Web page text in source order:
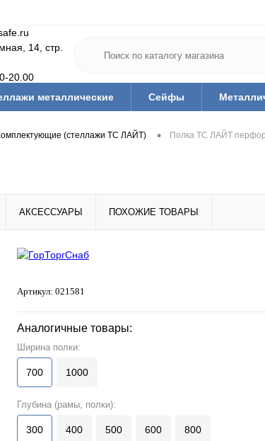
14, стр.
20.00
металлические Сейфы
дезинфекции и защиты Тара (ящики,
(стеллажи ТС ЛАЙТ) • Полка ТС ЛАЙТ
АКСЕССУАРЫ ПОХОЖИЕ ТОВАРЫ
Артикул: 021581
Аналогичные товары:
Ширина полки:
700 1000
Глубина (рамы, полки):
300 400 500 600 800